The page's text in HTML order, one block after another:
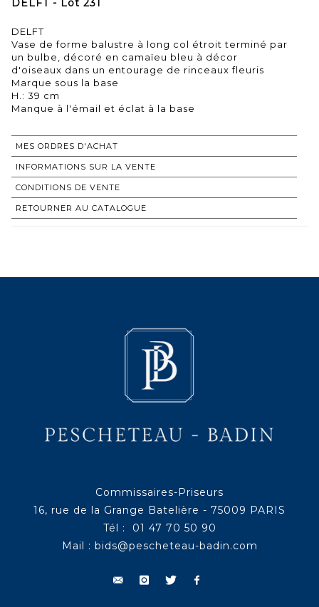
DELFT
Vase de forme balustre à long col étroit terminé par
un bulbe, décoré en camaïeu bleu à décor
d'oiseaux dans un entourage de rinceaux fleuris
Marque sous la base
H.: 39 cm
Manque à l'émail et éclat à la base
MES ORDRES D'ACHAT
INFORMATIONS SUR LA VENTE
CONDITIONS DE VENTE
RETOURNER AU CATALOGUE
Commissaires-Priseurs
16, rue de la Grange Batelière - 75009 PARIS
Tél : 01 47 70 50 90
Mail : bids@pescheteau-badin.com